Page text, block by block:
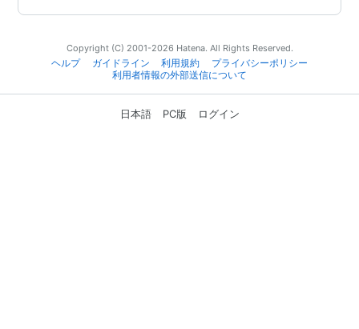
Copyright (C) 2001-2026 Hatena. All Rights Reserved.
ヘルプ
ガイドライン 利用規約
プライバシーポリシー
利用者情報の外部送信について
日本語 PC版 ログイン